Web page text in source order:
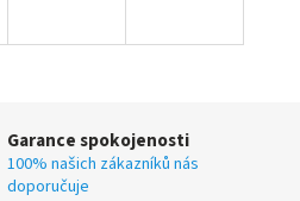
Garance spokojenosti
100% našich zákazníků nás
doporučuje